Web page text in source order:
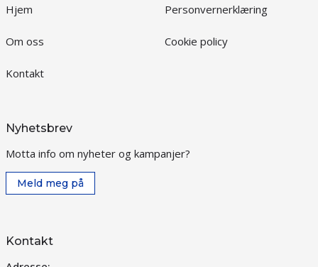
Hjem
Om oss
Kontakt
Personvernerklæring
Cookie policy
Nyhetsbrev
Motta info om nyheter og kampanjer?
Meld meg på
Kontakt